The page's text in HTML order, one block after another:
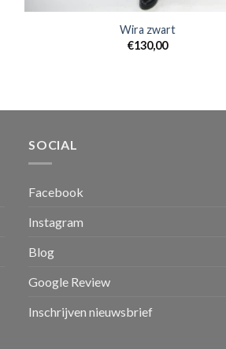
Wira zwart
€130,00
SOCIAL
Facebook
Instagram
Blog
Google Review
Inschrijven nieuwsbrief